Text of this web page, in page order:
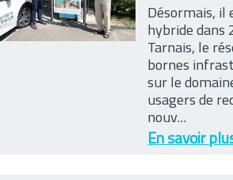
Désormais, il
hybride dans
Tarnais, le
bornes
sur le
usagers de
nouv...
En savoir